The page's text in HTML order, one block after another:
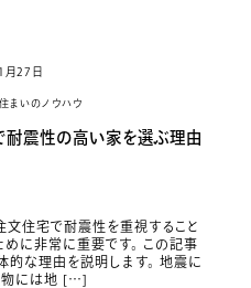
27日
まいのノウハウ
耐震性の高い家を選ぶ理由
文住宅で耐震性を重視すること
めに非常に重要です。 この記事
的な理由を説明します。 地震に
物には地 […]